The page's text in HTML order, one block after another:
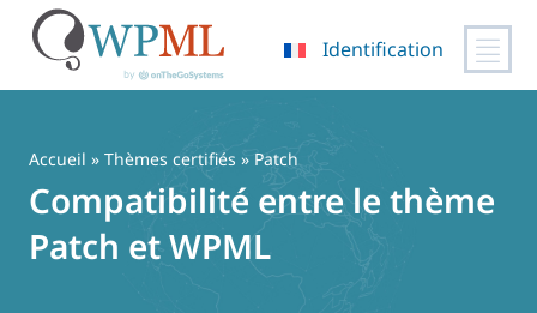
contenu
Identification
Accueil » Thèmes certifiés » Patch
Compatibilité entre le thème
Patch et WPML